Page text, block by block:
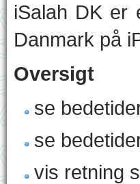
iSalah DK er
Danmark på
Oversigt
se
se
vis retning